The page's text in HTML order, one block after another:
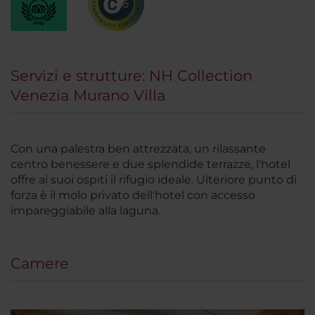
Servizi e strutture: NH Collection
Venezia Murano Villa
Con una palestra ben attrezzata, un rilassante
centro benessere e due splendide terrazze, l'hotel
offre ai suoi ospiti il rifugio ideale. Ulteriore punto di
forza è il molo privato dell'hotel con accesso
impareggiabile alla laguna.
Camere